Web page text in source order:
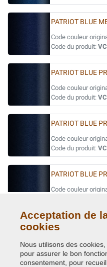
PATRIOT BLUE
Code couleur
Code du produit:
PATRIOT BLUE
Code couleur
Code du produit:
PATRIOT BLUE
Code couleur
Code du produit:
PATRIOT BLUE
Code couleur
PLUM CRAZY/
Code couleur
Code du produit:
Acceptation de
cookies
Nous utilisons des
pour assurer le bon
consentement, pour